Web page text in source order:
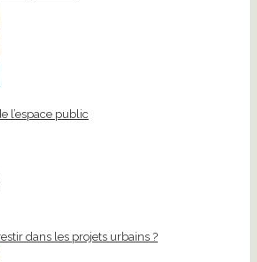
l’espace public
dans les projets urbains ?